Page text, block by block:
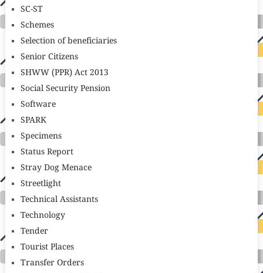
SC-ST
Schemes
Selection of beneficiaries
Senior Citizens
SHWW (PPR) Act 2013
Social Security Pension
Software
SPARK
Specimens
Status Report
Stray Dog Menace
Streetlight
Technical Assistants
Technology
Tender
Tourist Places
Transfer Orders